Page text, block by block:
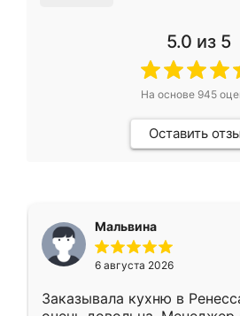
5.0 из 5
На основе 945
Оставить
Мальвина
6 августа 2026
Заказывала кухню в